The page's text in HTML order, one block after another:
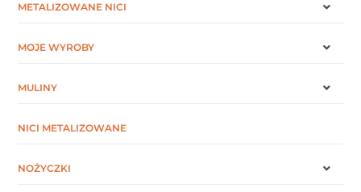
METALIZOWANE NICI
MOJE WYROBY
MULINY
NICI METALIZOWANE
NOŻYCZKI